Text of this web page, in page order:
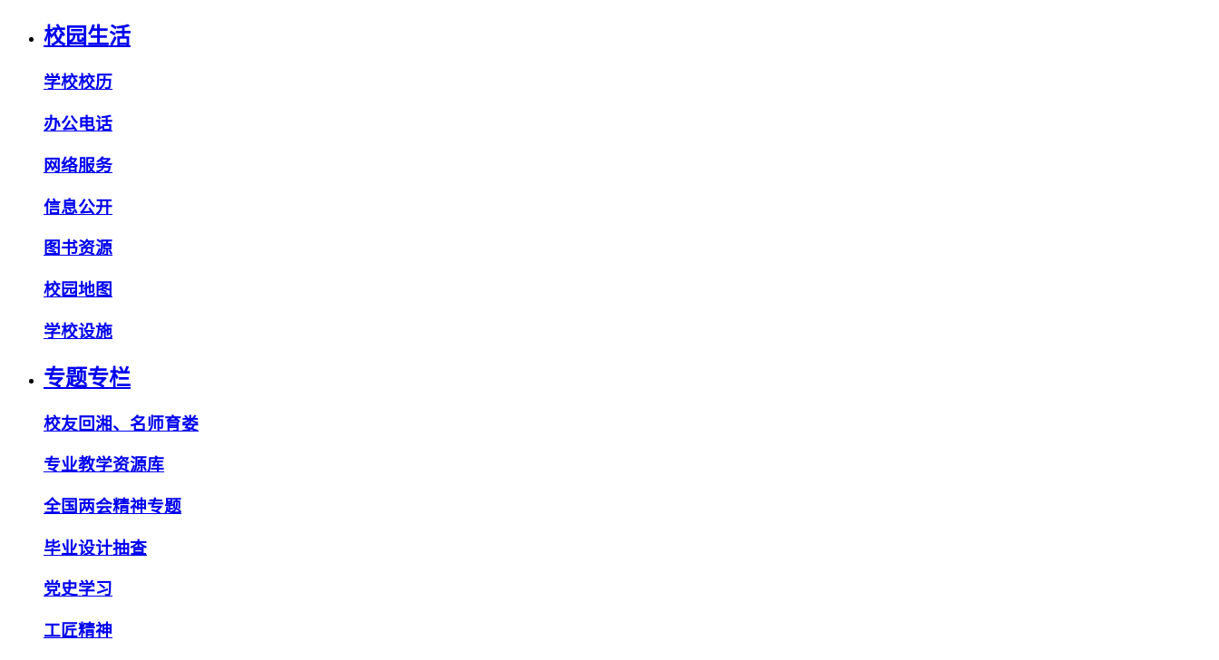
校园生活
学校校历
办公电话
网络服务
信息公开
图书资源
校园地图
学校设施
专题专栏
校友回湘、名师育娄
专业教学资源库
全国两会精神专题
毕业设计抽查
党史学习
工匠精神